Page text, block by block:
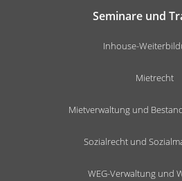
Seminare und
Inhouse-
Mietrecht
Mietverwaltung und
Sozialrecht und
WEG-Verwaltung und